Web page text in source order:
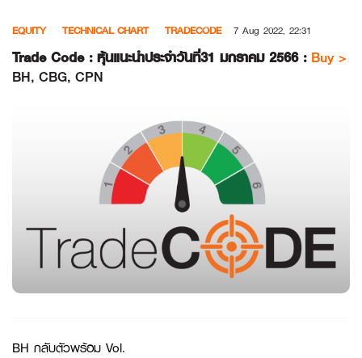
content
EQUITY TECHNICAL CHART TRADECODE 7 Aug 2022, 22:31
Trade Code : หุ้นแนะนำประจำวันที่31 มกราคม 2566 : Buy >
BH, CBG, CPN
BH กลับตัวพร้อม Vol.